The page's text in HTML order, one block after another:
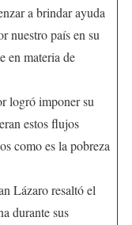
a brindar ayuda
nuestro país en su
en materia de
logró imponer su
estos flujos
como es la pobreza
Lázaro resaltó el
durante sus